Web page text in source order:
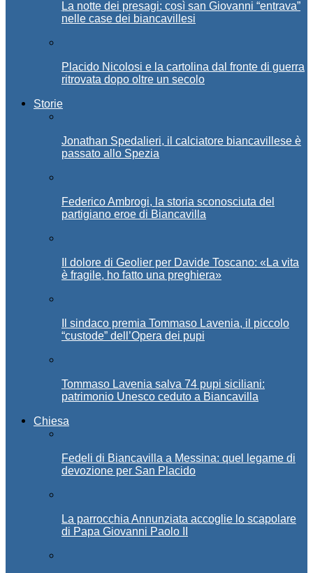
La notte dei presagi: così san Giovanni “entrava”
nelle case dei biancavillesi
Placido Nicolosi e la cartolina dal fronte di guerra
ritrovata dopo oltre un secolo
Storie
Jonathan Spedalieri, il calciatore biancavillese è
passato allo Spezia
Federico Ambrogi, la storia sconosciuta del
partigiano eroe di Biancavilla
Il dolore di Geolier per Davide Toscano: «La vita
è fragile, ho fatto una preghiera»
Il sindaco premia Tommaso Lavenia, il piccolo
“custode” dell’Opera dei pupi
Tommaso Lavenia salva 74 pupi siciliani:
patrimonio Unesco ceduto a Biancavilla
Chiesa
Fedeli di Biancavilla a Messina: quel legame di
devozione per San Placido
La parrocchia Annunziata accoglie lo scapolare
di Papa Giovanni Paolo II